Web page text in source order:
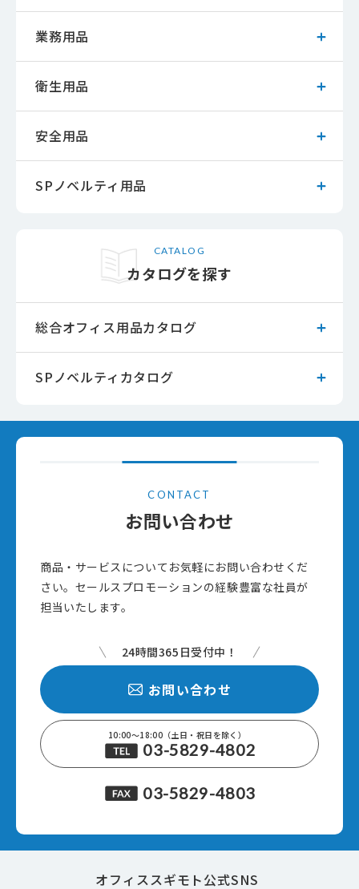
業務用品
衛生用品
安全用品
SPノベルティ用品
カタログを探す
CATALOG
総合オフィス用品カタログ
SPノベルティカタログ
お問い合わせ
CONTACT
商品・サービスについてお気軽にお問い合わせくだ
さい。セールスプロモーションの経験豊富な社員が
担当いたします。
24時間365日受付中！
お問い合わせ
10:00～18:00（土日・祝日を除く）
03-5829-4802
03-5829-4803
オフィススギモト公式SNS